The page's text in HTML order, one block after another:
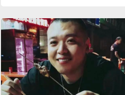
征婚